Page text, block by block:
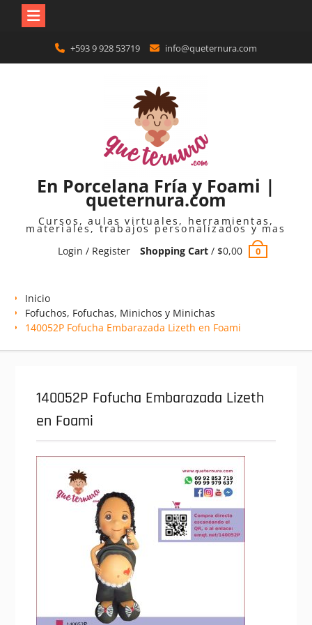
content
+593 9 928 53719 info@queternura.com
En Porcelana Fría y Foami |
queternura.com
Cursos, aulas virtuales, herramientas,
materiales, trabajos personalizados y mas
Login / Register
Shopping Cart/ $0,00 0
Inicio
Fofuchos, Fofuchas, Minichos y Minichas
140052P Fofucha Embarazada Lizeth en Foami
140052P Fofucha Embarazada Lizeth
en Foami